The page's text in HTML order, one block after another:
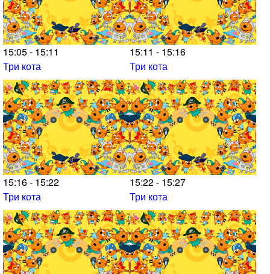
15:05 - 15:11
Три кота
15:11 - 15:16
Три кота
15:16 - 15:22
Три кота
15:22 - 15:27
Три кота